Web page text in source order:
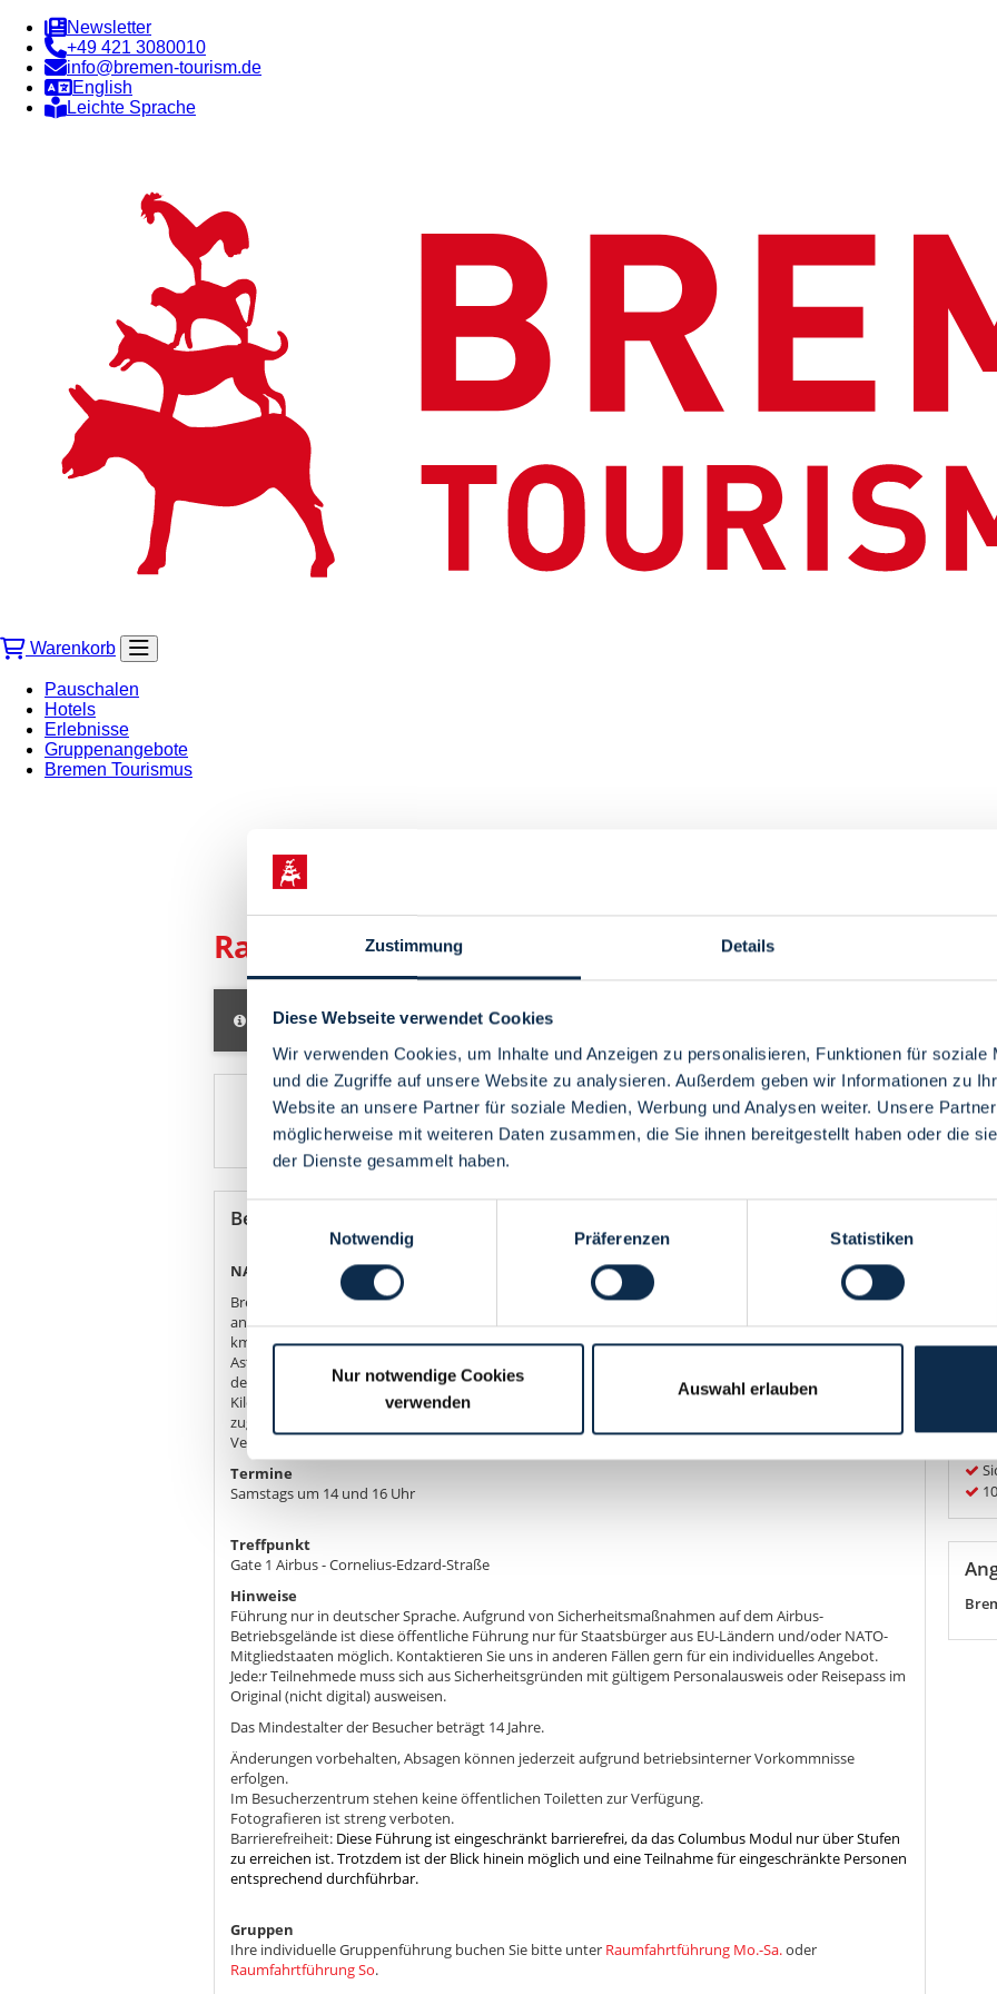
Newsletter
+49 421 3080010
info@bremen-tourism.de
English
Leichte Sprache
Warenkorb
Pauschalen
Hotels
Erlebnisse
Gruppenangebote
Bremen Tourismus
Zustimmung Details
Diese Webseite verwendet Cookies
Wir verwenden Cookies, um Inhalte und Anzeigen zu personalisieren, Funktionen für soziale
und die Zugriffe auf unsere Website zu analysieren. Außerdem geben wir Informationen zu
Website an unsere Partner für soziale Medien, Werbung und Analysen weiter. Unsere
möglicherweise mit weiteren Daten zusammen, die Sie ihnen bereitgestellt haben oder die
der Dienste gesammelt haben.
Einwilligungsauswahl
Notwendig
Präferenzen Statistiken
Nur notwendige Cookies
verwenden
Auswahl erlauben
Raumfahrt-Führung
Informationen Verfügbarkeiten und Preise
+2
Beschreibung
NACH DEN STERNEN GREIFEN
Bremen ist einer der bedeutendsten Raumfahrtstandorte in Europa. Bei Airbus entstand unter
anderem der europäische Beitrag zur Internationalen Raumstation ISS. Deren Versorgung in über 400
km Höhe fordert jetzt die Ingenieure:innen heraus: Wie kommen Wasser und Lebensmittel zu den
Astronaut:innen? Wie lebt, schläft und forscht es sich bei Schwerelosigkeit? Das begehbare 1:1 Modell
des Weltraumlabors Columbus, dessen Vorbild als Teil der Internationalen Raumstation (ISS) rund 400
Kilometer über der Erde mit 28000 Stundenkilometern dahinrast, ist nur hier der Öffentlichkeit
zugänglich. Wissen Sie eigentlich, wie schwer ein Liter Milch auf dem Mond, auf dem Saturn oder der
Venus ist? Probieren Sie es aus.
Termine
Samstags um 14 und 16 Uhr
Treffpunkt
Gate 1 Airbus - Cornelius-Edzard-Straße
Hinweise
Führung nur in deutscher Sprache. Aufgrund von Sicherheitsmaßnahmen auf dem Airbus-
Betriebsgelände ist diese öffentliche Führung nur für Staatsbürger aus EU-Ländern und/oder NATO-
Mitgliedstaaten möglich. Kontaktieren Sie uns in anderen Fällen gern für ein individuelles Angebot.
Jede:r Teilnehmede muss sich aus Sicherheitsgründen mit gültigem Personalausweis oder Reisepass im
Original (nicht digital) ausweisen.
Das Mindestalter der Besucher beträgt 14 Jahre.
Änderungen vorbehalten, Absagen können jederzeit aufgrund betriebsinterner Vorkommnisse
erfolgen.
Im Besucherzentrum stehen keine öffentlichen Toiletten zur Verfügung.
Fotografieren ist streng verboten.
Barrierefreiheit: Diese Führung ist eingeschränkt barrierefrei, da das Columbus Modul nur über Stufen
zu erreichen ist. Trotzdem ist der Blick hinein möglich und eine Teilnahme für eingeschränkte Personen
entsprechend durchführbar.
Gruppen
Ihre individuelle Gruppenführung buchen Sie bitte unter Raumfahrtführung Mo.-Sa.oder
Raumfahrtführung So.